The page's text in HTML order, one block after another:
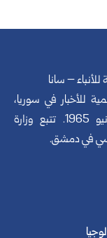
للأنباء – سانا
للأخبار في سوريا،
تأسست في 24 يونيو 1965. تتبع وزارة
في دمشق.